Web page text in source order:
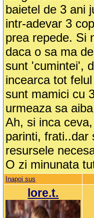
baietel de 3 ani
intr-adevar 3
prea repede. Si
daca o sa ma
sunt 'cumintei',
incearca tot
sunt mamici cu
urmeaza sa
Ah, si inca
parinti, frati..dar
resursele
O zi minunata
Inapoi sus
lore.t.